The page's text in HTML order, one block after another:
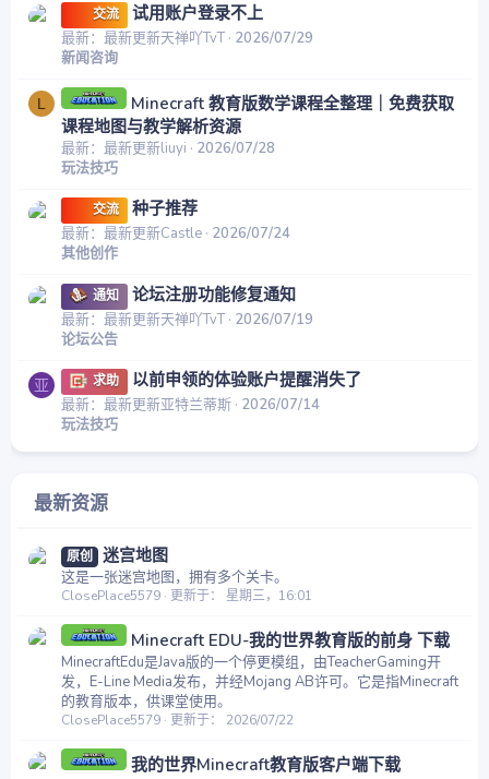
交流 试用账户登录不上
最新：最新更新天禅吖TvT 2026/07/29
新闻咨询
L
Minecraft 教育版数学课程全整理｜免费获取
课程地图与教学解析资源
最新：最新更新liuyi
2026/07/28
玩法技巧
交流 种子推荐
最新：最新更新Castle 2026/07/24
其他创作
通知 论坛注册功能修复通知
最新：最新更新天禅吖TvT 2026/07/19
论坛公告
亚 求助 以前申领的体验账户提醒消失了
最新：最新更新亚特兰蒂斯 2026/07/14
玩法技巧
最新资源
原创 迷宫地图
这是一张迷宫地图，拥有多个关卡。
ClosePlace5579 更新于： 星期三，16:01
Minecraft EDU-我的世界教育版的前身 下载
MinecraftEdu是Java版的一个停更模组，由TeacherGaming开
发，E-Line Media发布，并经Mojang AB许可。它是指Minecraft
的教育版本，供课堂使用。
ClosePlace5579 更新于： 2026/07/22
我的世界Minecraft教育版客户端下载